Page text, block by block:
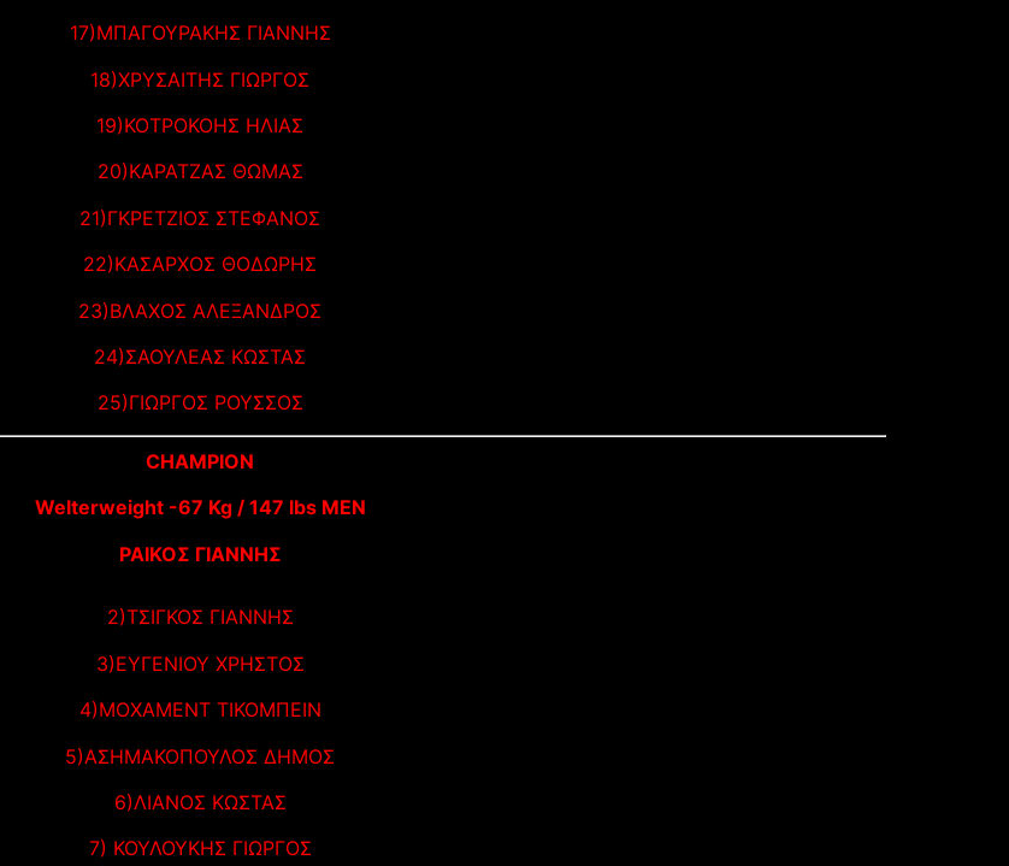
17)ΜΠΑΓΟΥΡΑΚΗΣ ΓΙΑΝΝΗΣ
18)ΧΡΥΣΑΙΤΗΣ ΓΙΩΡΓΟΣ
19)ΚΟΤΡΟΚΟΗΣ ΗΛΙΑΣ
20)ΚΑΡΑΤΖΑΣ ΘΩΜΑΣ
21)ΓΚΡΕΤΖΙΟΣ ΣΤΕΦΑΝΟΣ
22)ΚΑΣΑΡΧΟΣ ΘΟΔΩΡΗΣ
23)ΒΛΑΧΟΣ ΑΛΕΞΑΝΔΡΟΣ
24)ΣΑΟΥΛΕΑΣ ΚΩΣΤΑΣ
25)ΓΙΩΡΓΟΣ ΡΟΥΣΣΟΣ
CHAMPION
Welterweight -67 Kg / 147 lbs MEN
ΡΑΙΚΟΣ ΓΙΑΝΝΗΣ
2)ΤΣΙΓΚΟΣ ΓΙΑΝΝΗΣ
3)ΕΥΓΕΝΙΟΥ ΧΡΗΣΤΟΣ
4)ΜΟΧΑΜΕΝΤ ΤΙΚΟΜΠΕΙΝ
5)ΑΣΗΜΑΚΟΠΟΥΛΟΣ ΔΗΜΟΣ
6)ΛΙΑΝΟΣ ΚΩΣΤΑΣ
7) ΚΟΥΛΟΥΚΗΣ ΓΙΩΡΓΟΣ